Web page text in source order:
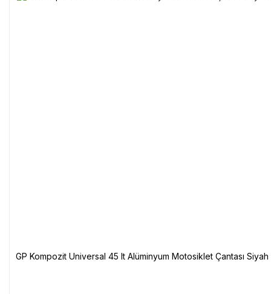
GP Kompozit Universal 45 lt Alüminyum Motosiklet Çantası Siyah